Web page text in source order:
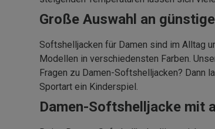
Große Auswahl an
Softshelljacken für Damen sind im Alltag
Modellen in verschiedensten Farben.
Fragen zu Damen-Softshelljacken? Dann
Sportart ein Kinderspiel.
Damen-Softshelljacke mit